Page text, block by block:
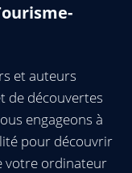
et auteurs
de découvertes
engageons à
pour découvrir
votre ordinateur